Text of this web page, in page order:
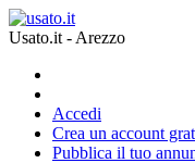
Usato.it - Arezzo
Accedi
Crea un account
Pubblica il tuo